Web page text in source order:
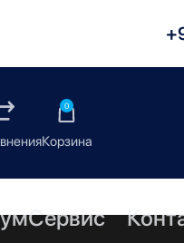
0
Сервис